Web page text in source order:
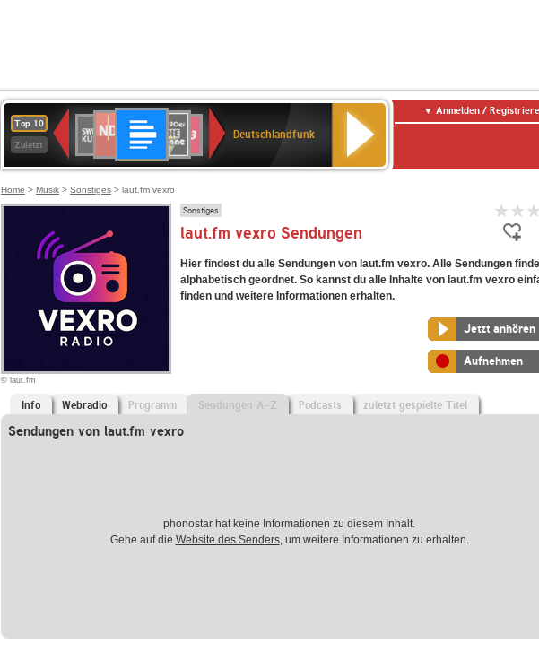
Top 10
Zuletzt
Deutschlandfunk
80er
90er
OLDIE
ANTENNE
SWR3
SWR
Kultur
2
Deutschlandfunk
Anmelden /
Home > Musik > Sonstiges > laut.fm vexro
© laut.fm
Sonstiges
laut.fm vexro Sendungen
Hier findest du alle Sendungen von laut.fm vexro. Alle Sendungen
alphabetisch geordnet. So kannst du alle Inhalte von laut.fm vexro
finden und weitere Informationen erhalten.
Jetzt anhören
Aufnehmen
Info Webradio Programm Sendungen A-Z Podcasts zuletzt gespielte Titel
Sendungen von laut.fm vexro
phonostar hat keine Informationen zu diesem Inhalt.
Gehe auf die Website des Senders, um weitere Informationen zu erhalten.